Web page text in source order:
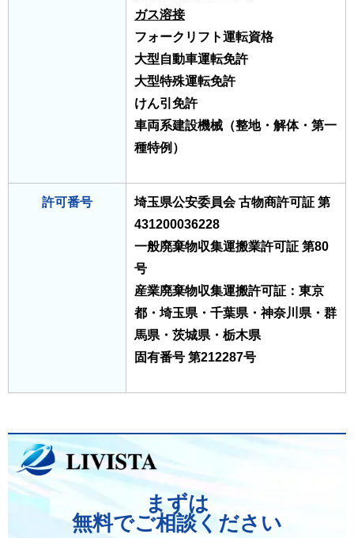
ガス溶接
フォークリフト運転資格
大型自動車運転免許
大型特殊運転免許
けん引免許
車両系建設機械（整地・解体・第一
種特例）
許可番号
埼玉県公安委員会 古物商許可証 第
431200036228
一般廃棄物収集運搬業許可証 第80
号
産業廃棄物収集運搬許可証：東京
都・埼玉県・千葉県・神奈川県・群
馬県・茨城県・栃木県
固有番号 第212287号
まずは
無料でご相談ください